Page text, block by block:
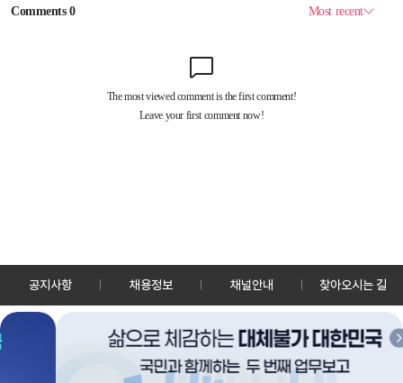
공지사항 채용정보 채널안내 찾아오시는 길
30128 세종특별자치시 정부2청사로 13 한국정책방송원 KTV
TEL: 044-204-8000
Copyrightⓒ KTV 국민방송 All Rights Reserved.